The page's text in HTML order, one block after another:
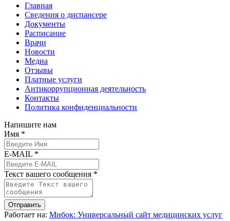
Главная
Сведения о диспансере
Документы
Расписание
Врачи
Новости
Медиа
Отзывы
Платные услуги
Антикоррупционная деятельность
Контакты
Политика конфиденциальности
Напишите нам
Имя *
E-MAIL *
Текст вашего сообщения *
Отправить
Работает на: Мибок: Универсальный сайт медицинских услуг